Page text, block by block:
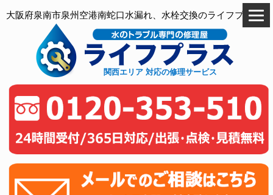
大阪府泉南市泉州空港南蛇口水漏れ、水栓交換のライフプラス
関西エリア 対応の修理サービス